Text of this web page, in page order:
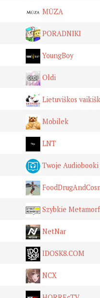
MŪZA
PORADNIKI
YoungBoy
Oldi
Lietuviškos
Mobilek
LNT
Twoje Audiobooki
Szybkie
NetNar
IDOSK8.COM
NCX